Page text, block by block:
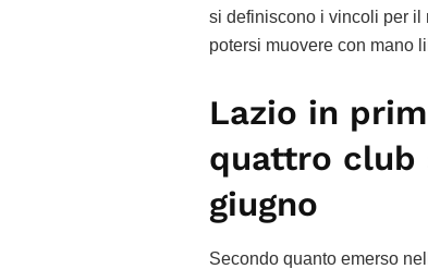
si definiscono i vincoli per il
potersi muovere con mano
Lazio in
quattro club
giugno
Secondo quanto emerso